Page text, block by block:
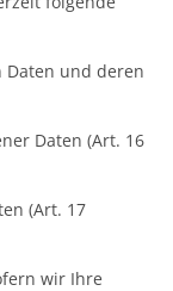
und deren
Daten (Art. 16
(Art. 17
wir Ihre